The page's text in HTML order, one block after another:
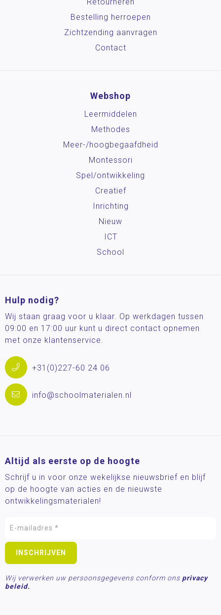
Bestelling herroepen
Zichtzending aanvragen
Contact
Webshop
Leermiddelen
Methodes
Meer-/hoog­begaafdheid
Montessori
Spel/ontwikkeling
Creatief
Inrichting
Nieuw
ICT
School
Hulp nodig?
Wij staan graag voor u klaar. Op werkdagen tussen
09:00 en 17:00 uur kunt u direct contact opnemen
met onze klantenservice.
+31(0)227-60 24 06
info@schoolmaterialen.nl
Altijd als eerste op de hoogte
Schrijf u in voor onze wekelijkse nieuwsbrief en blijf
op de hoogte van acties en de nieuwste
ontwikkelingsmaterialen!
Wij verwerken uw persoonsgegevens conform ons privacy
beleid.